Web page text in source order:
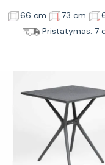
66 cm 73 cm
Pristatymas: 7